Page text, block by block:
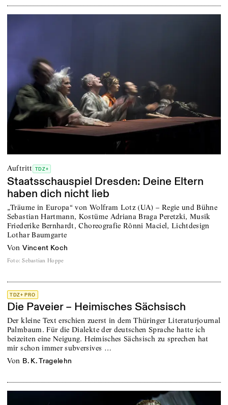
Auftritt TDZ+
Staatsschauspiel Dresden: Deine Eltern
haben dich nicht lieb
„Träume in Europa“ von Wolfram Lotz (UA) – Regie und Bühne
Sebastian Hartmann, Kostüme Adriana Braga Peretzki, Musik
Friederike Bernhardt, Choreografie Rônni Maciel, Lichtdesign
Lothar Baumgarte
von Vincent Koch
Foto: Sebastian Hoppe
TDZ+ PRO
Die Paveier – Heimisches Sächsisch
Der kleine Text erschien zuerst in dem Thüringer Literaturjournal
Palmbaum. Für die Dialekte der deutschen Sprache hatte ich
beizeiten eine Neigung. Heimisches Sächsisch zu sprechen hat
mir schon immer subversives …
von B. K. Tragelehn